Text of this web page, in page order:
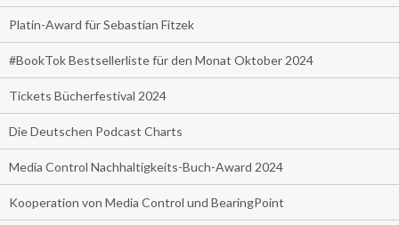
Platin-Award für Sebastian Fitzek
#BookTok Bestsellerliste für den Monat Oktober 2024
Tickets Bücherfestival 2024
Die Deutschen Podcast Charts
Media Control Nachhaltigkeits-Buch-Award 2024
Kooperation von Media Control und BearingPoint